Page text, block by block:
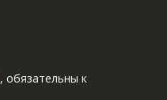
, обязательны к